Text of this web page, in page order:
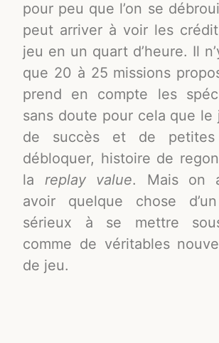
pour peu que l’on se
peut arriver à voir les
jeu en un quart d’heure. Il
que 20 à 25 missions
prend en compte les
sans doute pour cela que le
de succès et de
débloquer, histoire de
la replay value. Mais on
avoir quelque chose
sérieux à se mettre
comme de véritables
de jeu.